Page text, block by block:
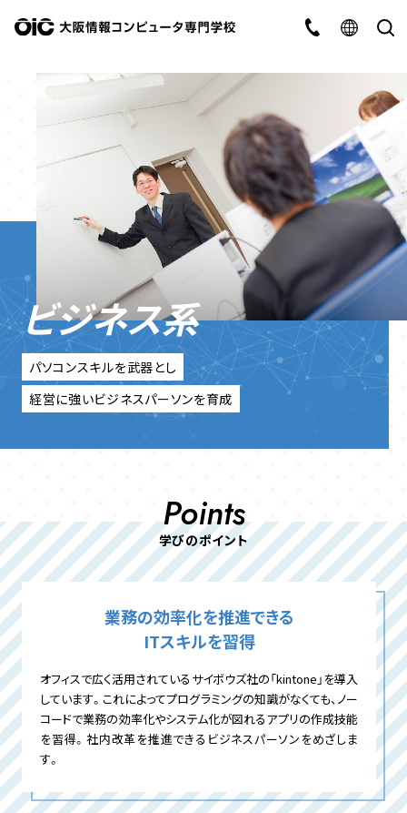
ビジネス系
パソコンスキルを武器とし
経営に強いビジネスパーソンを育成
Points
学びのポイント
業務の効率化を推進できる
ITスキルを習得
オフィスで広く活用されているサイボウズ社の「kintone」を導入
しています。これによってプログラミングの知識がなくても、ノー
コードで業務の効率化やシステム化が図れるアプリの作成技能
を習得。社内改革を推進できるビジネスパーソンをめざしま
す。